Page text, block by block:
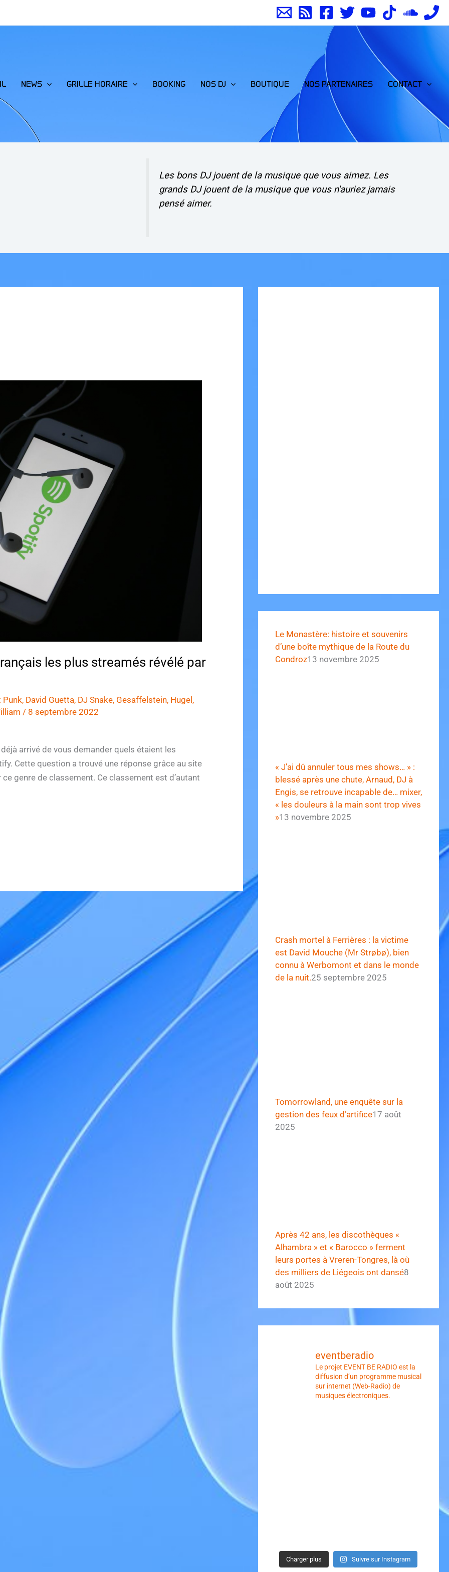
NEWS GRILLE HORAIRE BOOKING NOS DJ BOUTIQUE NOS PARTENAIRES CONTACT
Les bons DJ jouent de la musique que vous aimez. Les
grands DJ jouent de la musique que vous n'auriez jamais
pensé aimer.
les plus streamés révélé par
Punk, David Guetta, DJ Snake, Gesaffelstein, Hugel ,
/ 8 septembre 2022
arrivé de vous demander quels étaient les
Cette question a trouvé une réponse grâce au site
genre de classement. Ce classement est d’autant
Le Monastère: histoire et souvenirs
d’une boîte mythique de la Route du
Condroz13 novembre 2025
« J’ai dû annuler tous mes shows… » :
blessé après une chute, Arnaud, DJ à
Engis, se retrouve incapable de… mixer,
« les douleurs à la main sont trop vives
»13 novembre 2025
Crash mortel à Ferrières : la victime
est David Mouche (Mr Strøbø), bien
connu à Werbomont et dans le monde
de la nuit.25 septembre 2025
Tomorrowland, une enquête sur la
gestion des feux d’artifice17 août
2025
Après 42 ans, les discothèques «
Alhambra » et « Barocco » ferment
leurs portes à Vreren-Tongres, là où
des milliers de Liégeois ont dansé8
août 2025
eventberadio
Le projet EVENT BE RADIO est la
diffusion d’un programme musical
sur internet (Web-Radio) de
musiques électroniques.
Charger plus Suivre sur Instagram